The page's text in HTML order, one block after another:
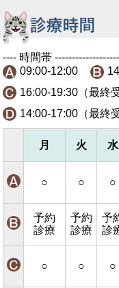
---- 時間帯
09:00-12:00
16:00-19:30（最終
14:00-17:00（最終
月 火 水
○ ○ ○
予約
診療
予約
診療
予
診
○ ○ ○